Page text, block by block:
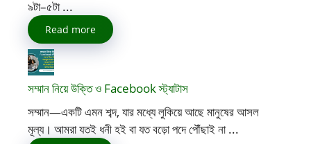
৯টা–৫টা ...
Read more
সম্মান নিয়ে উক্তি ও Facebook স্ট্যাটাস
সম্মান—একটি এমন শব্দ, যার মধ্যে লুকিয়ে আছে মানুষের আসল
মূল্য। আমরা যতই ধনী হই বা যত বড়ো পদে পৌঁছাই না ...